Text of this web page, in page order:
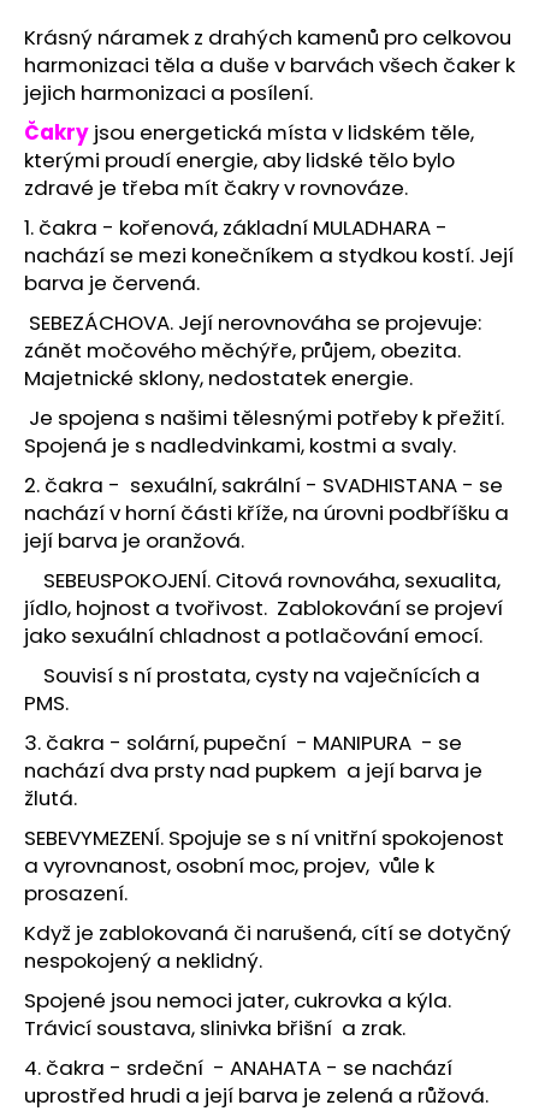
Krásný náramek z drahých kamenů pro celkovou
harmonizaci těla a duše v barvách všech čaker k
jejich harmonizaci a posílení.
Čakry jsou energetická místa v lidském těle,
kterými proudí energie, aby lidské tělo bylo
zdravé je třeba mít čakry v rovnováze.
1. čakra - kořenová, základní MULADHARA -
nachází se mezi konečníkem a stydkou kostí. Její
barva je červená.
SEBEZÁCHOVA. Její nerovnováha se projevuje:
zánět močového měchýře, průjem, obezita.
Majetnické sklony, nedostatek energie.
Je spojena s našimi tělesnými potřeby k přežití.
Spojená je s nadledvinkami, kostmi a svaly.
2. čakra - sexuální, sakrální - SVADHISTANA - se
nachází v horní části kříže, na úrovni podbříšku a
její barva je oranžová.
SEBEUSPOKOJENÍ. Citová rovnováha, sexualita,
jídlo, hojnost a tvořivost. Zablokování se projeví
jako sexuální chladnost a potlačování emocí.
Souvisí s ní prostata, cysty na vaječnících a
PMS.
3. čakra - solární, pupeční - MANIPURA - se
nachází dva prsty nad pupkem a její barva je
žlutá.
SEBEVYMEZENÍ. Spojuje se s ní vnitřní spokojenost
a vyrovnanost, osobní moc, projev, vůle k
prosazení.
Když je zablokovaná či narušená, cítí se dotyčný
nespokojený a neklidný.
Spojené jsou nemoci jater, cukrovka a kýla.
Trávicí soustava, slinivka břišní a zrak.
4. čakra - srdeční - ANAHATA - se nachází
uprostřed hrudi a její barva je zelená a růžová.
a
j
í
t
?
D
o
p
o
r
u
č
j
e
m
PARFÉMOVÁ
VODA
-
ZAHRA
ARABIA
-
AYAT
100ML
1
290
Kč